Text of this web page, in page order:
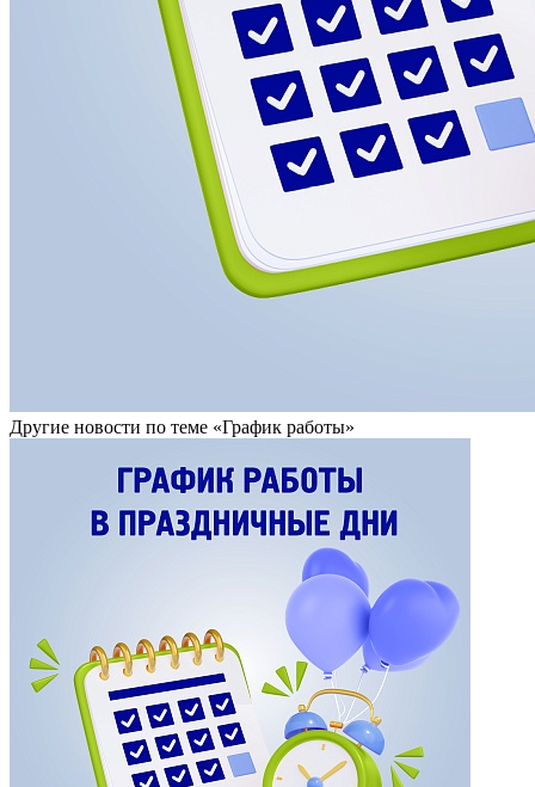
Другие новости по теме «График работы»